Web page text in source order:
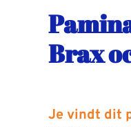
Brax
Je vindt dit